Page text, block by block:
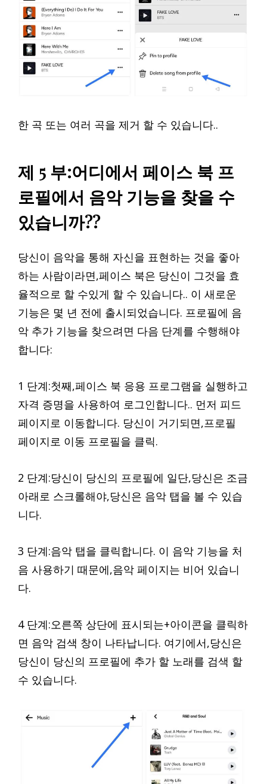
한 곡 또는 여러 곡을 제거 할 수 있습니다..
제 5 부:어디에서 페이스 북 프
로필에서 음악 기능을 찾을 수
있습니까??
당신이 음악을 통해 자신을 표현하는 것을 좋아
하는 사람이라면,페이스 북은 당신이 그것을 효
율적으로 할 수있게 할 수 있습니다.. 이 새로운
기능은 몇 년 전에 출시되었습니다. 프로필에 음
악 추가 기능을 찾으려면 다음 단계를 수행해야
합니다:
1 단계:첫째,페이스 북 응용 프로그램을 실행하고
자격 증명을 사용하여 로그인합니다.. 먼저 피드
페이지로 이동합니다. 당신이 거기되면,프로필
페이지로 이동 프로필을 클릭.
2 단계:당신이 당신의 프로필에 일단,당신은 조금
아래로 스크롤해야,당신은 음악 탭을 볼 수 있습
니다.
3 단계:음악 탭을 클릭합니다. 이 음악 기능을 처
음 사용하기 때문에,음악 페이지는 비어 있습니
다.
4 단계:오른쪽 상단에 표시되는+아이콘을 클릭하
면 음악 검색 창이 나타납니다. 여기에서,당신은
당신이 당신의 프로필에 추가 할 노래를 검색 할
수 있습니다.